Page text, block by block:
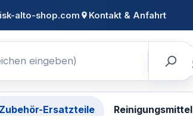
alto-shop.com Kontakt & Anfahrt
Zubehör-Ersatzteile Reinigungsmittel